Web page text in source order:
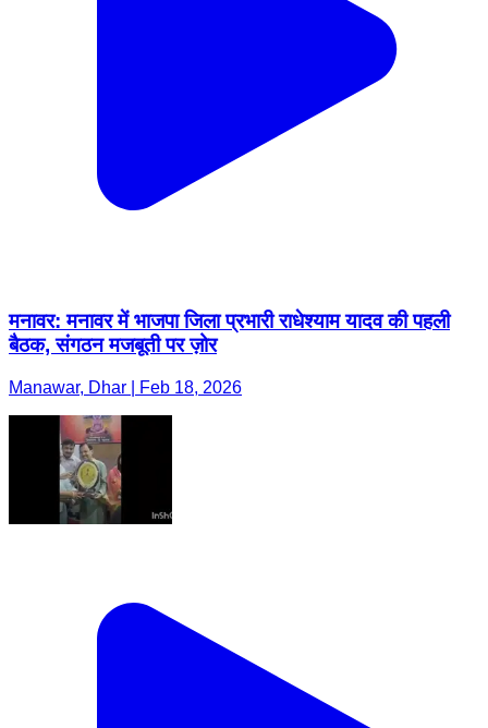
मनावर: मनावर में भाजपा जिला प्रभारी राधेश्याम यादव की पहली
बैठक, संगठन मजबूती पर ज़ोर
Manawar, Dhar | Feb 18, 2026